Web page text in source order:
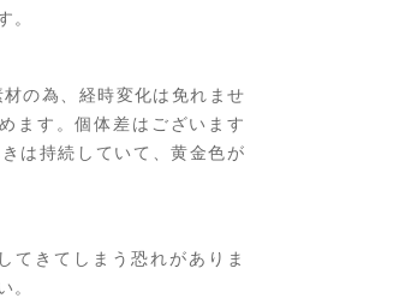
。
の為、経時変化は免れませ
ます。個体差はございます
は持続していて、黄金色が
てきてしまう恐れがありま
。